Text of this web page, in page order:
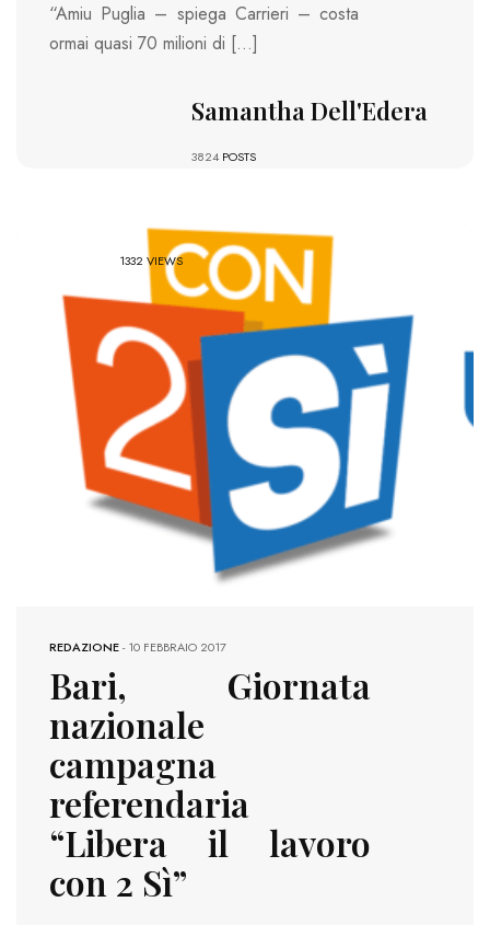
“Amiu Puglia – spiega Carrieri – costa
ormai quasi 70 milioni di […]
Samantha Dell'Edera
3824 POSTS
1332 VIEWS
REDAZIONE-10 FEBBRAIO 2017
Bari, Giornata
nazionale
campagna
referendaria
“Libera il lavoro
con 2 Sì”